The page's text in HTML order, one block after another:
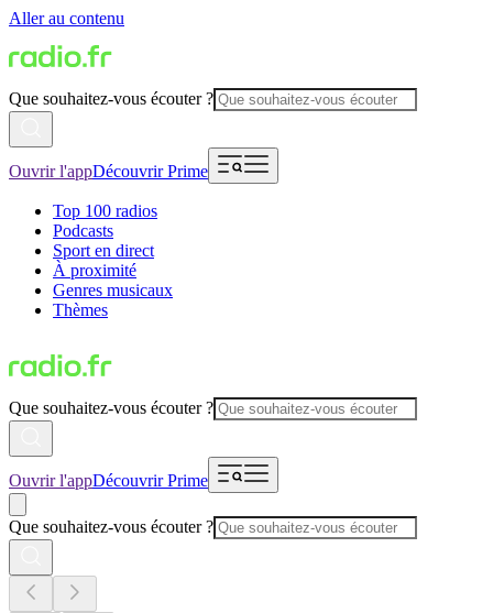
Aller au contenu
Que souhaitez-vous écouter ?
Ouvrir l'appDécouvrir Prime
Top 100 radios
Podcasts
Sport en direct
À proximité
Genres musicaux
Thèmes
Que souhaitez-vous écouter ?
Ouvrir l'appDécouvrir Prime
Que souhaitez-vous écouter ?